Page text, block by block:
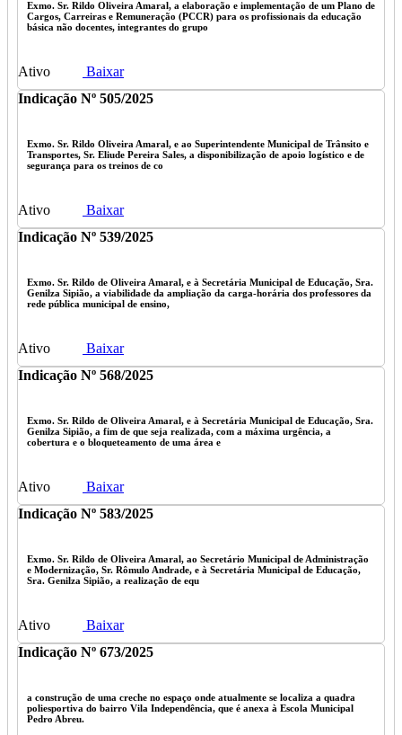
Exmo. Sr. Rildo Oliveira Amaral, a elaboração e implementação de um Plano de
Cargos, Carreiras e Remuneração (PCCR) para os profissionais da educação
básica não docentes, integrantes do grupo
Ativo
Baixar
Indicação Nº 505/2025
Exmo. Sr. Rildo Oliveira Amaral, e ao Superintendente Municipal de Trânsito e
Transportes, Sr. Eliude Pereira Sales, a disponibilização de apoio logístico e de
segurança para os treinos de co
Ativo
Baixar
Indicação Nº 539/2025
Exmo. Sr. Rildo de Oliveira Amaral, e à Secretária Municipal de Educação, Sra.
Genilza Sipião, a viabilidade da ampliação da carga-horária dos professores da
rede pública municipal de ensino,
Ativo
Baixar
Indicação Nº 568/2025
Exmo. Sr. Rildo de Oliveira Amaral, e à Secretária Municipal de Educação, Sra.
Genilza Sipião, a fim de que seja realizada, com a máxima urgência, a
cobertura e o bloqueteamento de uma área e
Ativo
Baixar
Indicação Nº 583/2025
Exmo. Sr. Rildo de Oliveira Amaral, ao Secretário Municipal de Administração
e Modernização, Sr. Rômulo Andrade, e à Secretária Municipal de Educação,
Sra. Genilza Sipião, a realização de equ
Ativo
Baixar
Indicação Nº 673/2025
a construção de uma creche no espaço onde atualmente se localiza a quadra
poliesportiva do bairro Vila Independência, que é anexa à Escola Municipal
Pedro Abreu.